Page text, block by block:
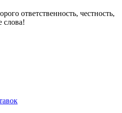
ответственность, честность,
слова!